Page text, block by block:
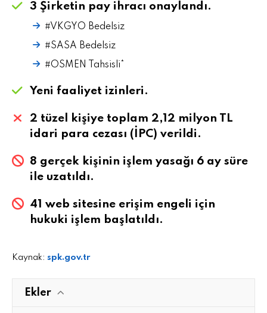
3 Şirketin pay ihracı onaylandı.
#VKGYO Bedelsiz
#SASA Bedelsiz
#OSMEN Tahsisli*
Yeni faaliyet izinleri.
2 tüzel kişiye toplam 2,12 milyon TL
idari para cezası (İPC) verildi.
8 gerçek kişinin işlem yasağı 6 ay süre
ile uzatıldı.
41 web sitesine erişim engeli için
hukuki işlem başlatıldı.
Kaynak: spk.gov.tr
Ekler